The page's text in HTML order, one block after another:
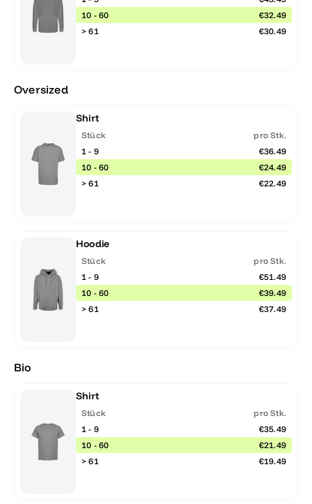
10 - 60
€32.49
> 61
€30.49
Oversized
Shirt
Stück
pro Stk.
1 - 9
€36.49
10 - 60
€24.49
> 61
€22.49
Hoodie
Stück
pro Stk.
1 - 9
€51.49
10 - 60
€39.49
> 61
€37.49
Bio
Shirt
Stück
pro Stk.
1 - 9
€35.49
10 - 60
€21.49
> 61
€19.49